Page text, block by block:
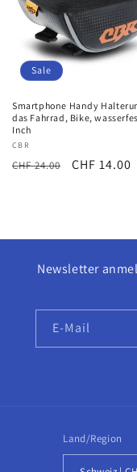
Sale
Smartphone Handy
das Fahrrad, Bike,
Inch
Anbieter:
CBR
Normaler
CHF 24.00 CHF 14.00
Newsletter
E-Mail
Land/Region